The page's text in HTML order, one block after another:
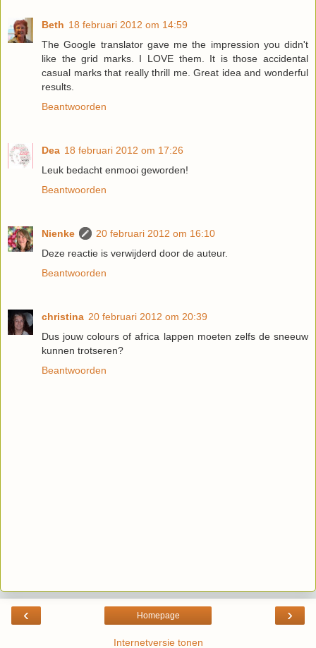
Beth 18 februari 2012 om 14:59
The Google translator gave me the impression you didn't
like the grid marks. I LOVE them. It is those accidental
casual marks that really thrill me. Great idea and wonderful
results.
Beantwoorden
Dea 18 februari 2012 om 17:26
Leuk bedacht enmooi geworden!
Beantwoorden
Nienke
20 februari 2012 om 16:10
Deze reactie is verwijderd door de auteur.
Beantwoorden
christina 20 februari 2012 om 20:39
Dus jouw colours of africa lappen moeten zelfs de sneeuw
kunnen trotseren?
Beantwoorden
‹ ›
Homepage
Internetversie tonen